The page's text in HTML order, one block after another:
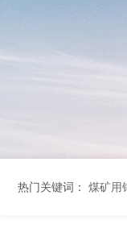
热门关键词： 煤矿用铠装通信电缆 煤矿